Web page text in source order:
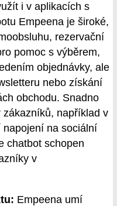
i v aplikacích s
Empeena je široké,
rezervační
pomoc s výběrem,
objednávky, ale
nebo získání
obchodu. Snadno
například v
na sociální
chatbot schopen
v
Empeena umí